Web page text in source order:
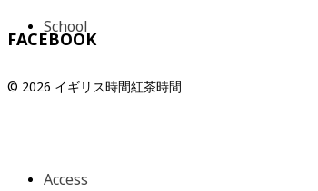
School
Access
FACEBOOK
© 2026 イギリス時間紅茶時間